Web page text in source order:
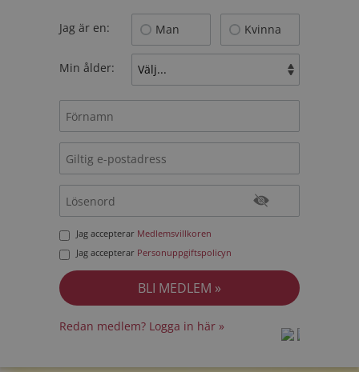
Jag är en: Man Kvinna
Min ålder:
Jag accepterar Medlemsvillkoren
Jag accepterar Personuppgiftspolicyn
Redan medlem? Logga in här »